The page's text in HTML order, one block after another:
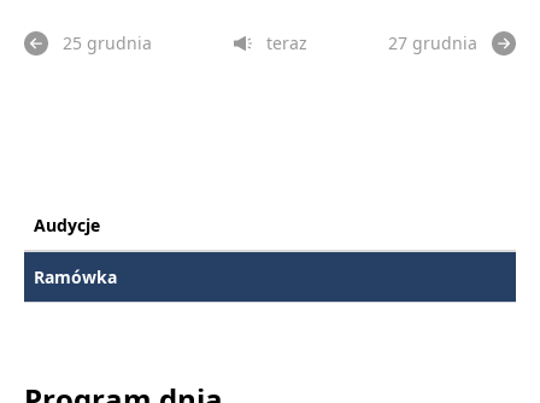
25 grudnia teraz 27 grudnia
Audycje
Ramówka